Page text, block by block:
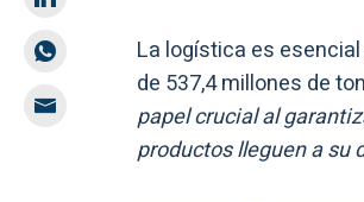
La logística es
de 537,4 millones de
papel crucial al
productos lleguen a su